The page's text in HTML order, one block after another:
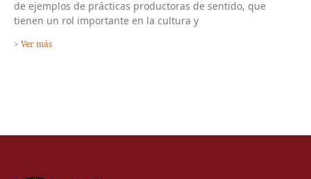
de ejemplos de prácticas productoras de sentido, que
tienen un rol importante en la cultura y
> Ver más